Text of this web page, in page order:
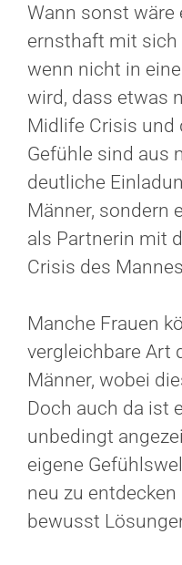
Wann sonst wäre
ernsthaft mit sich
wenn nicht in
wird, dass etwas
Midlife Crisis und
Gefühle sind aus
deutliche
Männer, sondern
als Partnerin mit
Crisis des
Manche Frauen
vergleichbare Art
Männer, wobei
Doch auch da ist
unbedingt
eigene
neu zu
bewusst